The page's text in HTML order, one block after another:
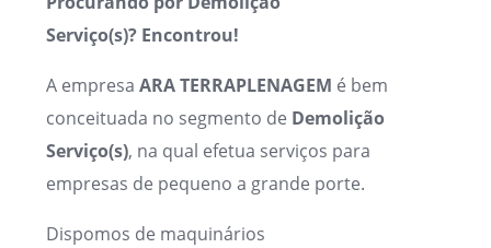
Serviço(s)? Encontrou!
A empresa ARA TERRAPLENAGEM é bem
conceituada no segmento de Demolição
Serviço(s), na qual efetua serviços para
empresas de pequeno a grande porte.
Dispomos de maquinários